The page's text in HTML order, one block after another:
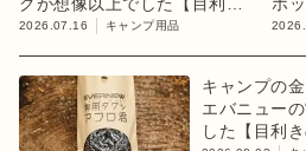
のキャンプギア】
2026.07.16 キャンプ用品
き
キャンプの
エバニュー
した【目利